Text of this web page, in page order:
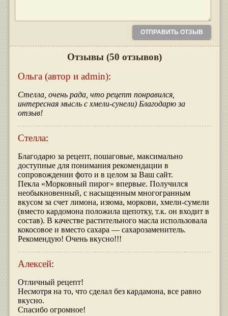
Отзывы (50 отзывов)
Ольга (автор и admin):
Стелла, очень рада, что рецепт понравился,
интересная мысль с хмели-сунели) Благодарю за
отзыв!
Стелла:
Благодарю за рецепт, пошаговые, максимально
доступные для понимания рекомендации в
сопровождении фото и в целом за Ваш сайт.
Пекла «Морковный пирог» впервые. Получился
необыкновенный, с насыщенным многогранным
вкусом за счет лимона, изюма, моркови, хмели-сумели
(вместо кардомона положила щепотку, т.к. он входит в
состав). В качестве растительного масла использовала
кокосовое и вместо сахара — сахарозаменитель.
Рекомендую! Очень вкусно!!!
Алексей:
Отличный рецепт!
Несмотря на то, что сделал без кардамона, все равно
вкусно.
Спасибо огромное!